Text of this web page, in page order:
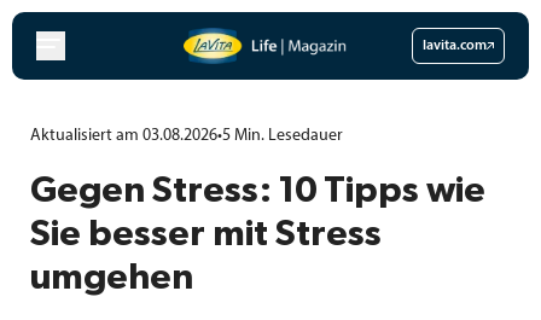
Zum
springen
lavita.com
Aktualisiert am 03.08.2026•5 Min. Lesedauer
Gegen Stress: 10 Tipps wie
Sie besser mit Stress
umgehen